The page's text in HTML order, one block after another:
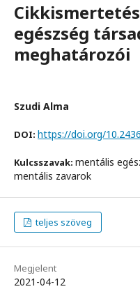
egészség
meghatározói
Szudi Alma
DOI: https://doi.org/
Kulcsszavak: mentális
mentális zavarok
teljes szöveg
Megjelent
2021-04-12